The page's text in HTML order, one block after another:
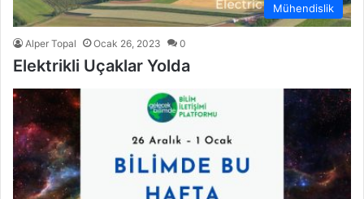
Mühendislik
Alper Topal Ocak 26, 2023 0
Elektrikli Uçaklar Yolda